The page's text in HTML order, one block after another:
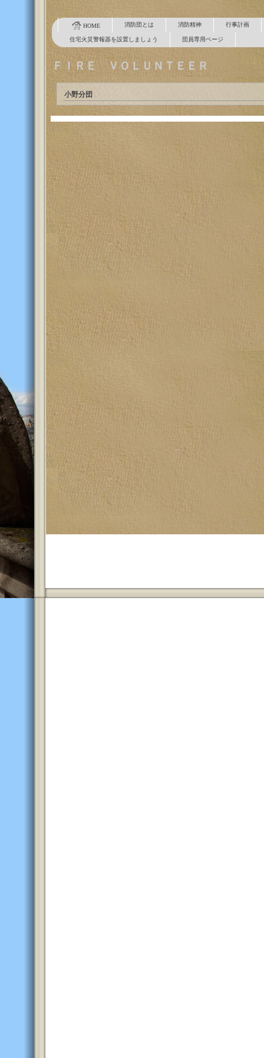
HOME 消防団とは 消防精神 行事計画
住宅火災警報器を設置しましょう 団員専用ページ
ＦＩＲＥ ＶＯＬＵＮＴＥＥＲ
小野分団